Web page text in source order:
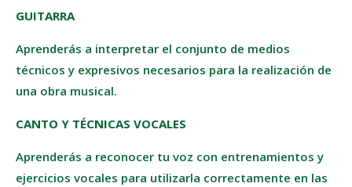
GUITARRA
Aprenderás a interpretar el conjunto de medios
técnicos y expresivos necesarios para la realización de
una obra musical.
CANTO Y TÉCNICAS VOCALES
Aprenderás a reconocer tu voz con entrenamientos y
ejercicios vocales para utilizarla correctamente en las